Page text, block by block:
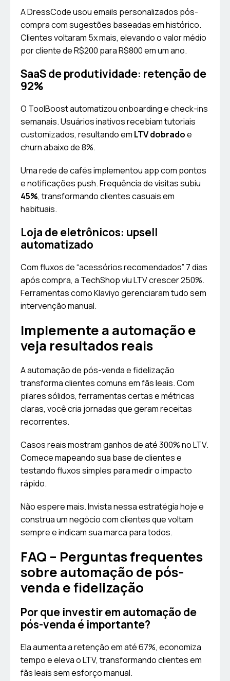
A DressCode usou emails personalizados pós-
compra com sugestões baseadas em histórico.
Clientes voltaram 5x mais, elevando o valor médio
por cliente de R$200 para R$800 em um ano.
SaaS de produtividade: retenção de
92%
O ToolBoost automatizou onboarding e check-ins
semanais. Usuários inativos recebiam tutoriais
customizados, resultando em LTV dobradoe
churn abaixo de 8%.
Uma rede de cafés implementou app com pontos
e notificações push. Frequência de visitas subiu
45%, transformando clientes casuais em
habituais.
Loja de eletrônicos: upsell
automatizado
Com fluxos de “acessórios recomendados” 7 dias
após compra, a TechShop viu LTV crescer 250%.
Ferramentas como Klaviyo gerenciaram tudo sem
intervenção manual.
Implemente a automação e
veja resultados reais
A automação de pós-venda e fidelização
transforma clientes comuns em fãs leais. Com
pilares sólidos, ferramentas certas e métricas
claras, você cria jornadas que geram receitas
recorrentes.
Casos reais mostram ganhos de até 300% no LTV.
Comece mapeando sua base de clientes e
testando fluxos simples para medir o impacto
rápido.
Não espere mais. Invista nessa estratégia hoje e
construa um negócio com clientes que voltam
sempre e indicam sua marca para todos.
FAQ – Perguntas frequentes
sobre automação de pós-
venda e fidelização
Por que investir em automação de
pós-venda é importante?
Ela aumenta a retenção em até 67%, economiza
tempo e eleva o LTV, transformando clientes em
fãs leais sem esforço manual.